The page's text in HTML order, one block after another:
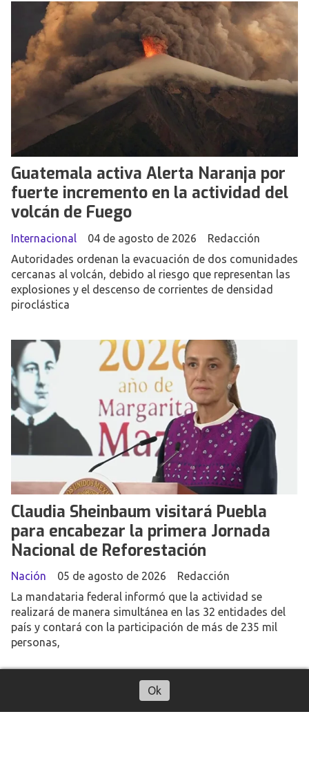
Guatemala activa Alerta Naranja por
fuerte incremento en la actividad del
volcán de Fuego
Redacción
Internacional
04 de agosto de 2026
Autoridades ordenan la evacuación de dos comunidades
cercanas al volcán, debido al riesgo que representan las
explosiones y el descenso de corrientes de densidad
piroclástica
Claudia Sheinbaum visitará Puebla
para encabezar la primera Jornada
Nacional de Reforestación
Redacción
Nación
05 de agosto de 2026
La mandataria federal informó que la actividad se
realizará de manera simultánea en las 32 entidades del
país y contará con la participación de más de 235 mil
personas,
Ok